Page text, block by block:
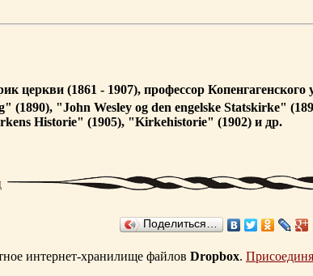
церкви (1861 - 1907), профессор
"John Wesley og den engelske Statskirke"
Historie" (1905), "Kirkehistorie" (1902) и др.
Поделиться…
интернет-хранилище файлов Dropbox.